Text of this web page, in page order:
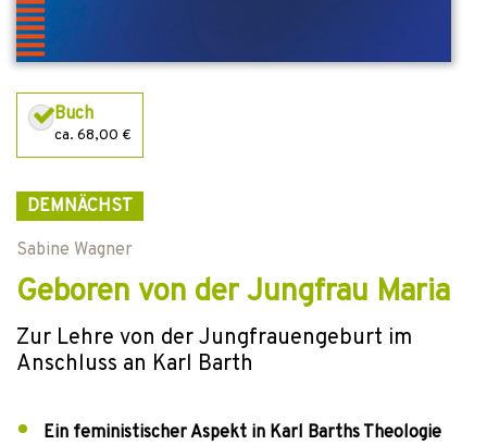
Buch
ca. 68,00 €
DEMNÄCHST
Sabine Wagner
Geboren von der Jungfrau Maria
Zur Lehre von der Jungfrauengeburt im
Anschluss an Karl Barth
Ein feministischer Aspekt in Karl Barths Theologie